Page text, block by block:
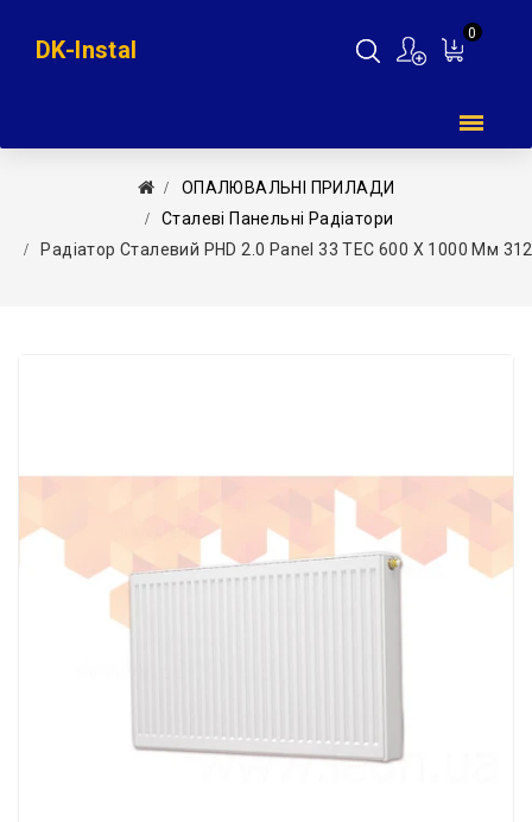
0
DK-Instal
ОПАЛЮВАЛЬНІ ПРИЛАДИ
Сталеві Панельні Радіатори
Радіатор Сталевий PHD 2.0 Panel 33 TEC 600 X 1000 Мм